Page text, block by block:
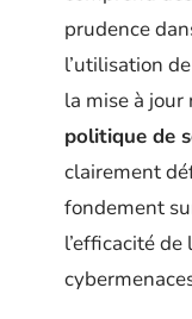
prudence
l’utilisation
la mise à jour
politique de
clairement
fondement
l’efficacité